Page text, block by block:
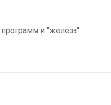
программ и "железа"